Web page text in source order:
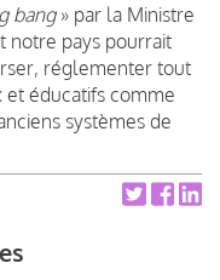
bang» par la Ministre
notre pays pourrait
réglementer tout
et éducatifs comme
systèmes de